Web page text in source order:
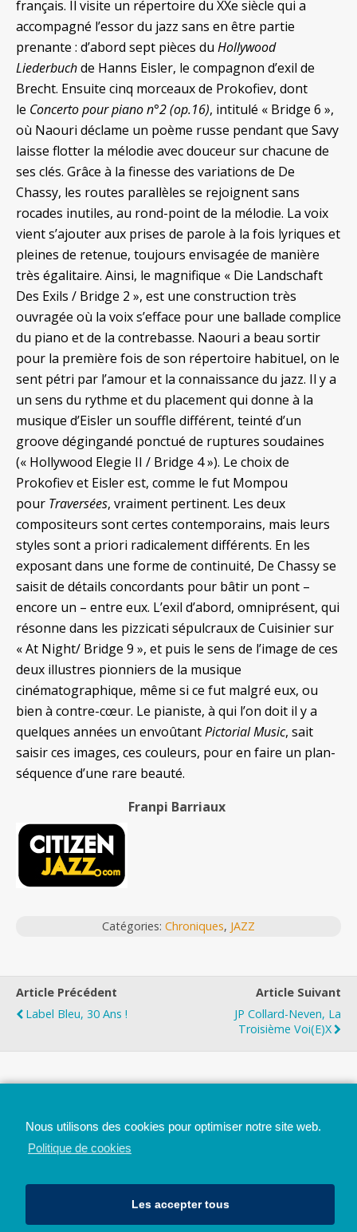
français. Il visite un répertoire du XXe siècle qui a
accompagné l’essor du jazz sans en être partie
prenante : d’abord sept pièces du Hollywood
Liederbuchde Hanns Eisler, le compagnon d’exil de
Brecht. Ensuite cinq morceaux de Prokofiev, dont
le Concerto pour piano n°2 (op.16), intitulé « Bridge 6 »,
où Naouri déclame un poème russe pendant que Savy
laisse flotter la mélodie avec douceur sur chacune de
ses clés. Grâce à la finesse des variations de De
Chassy, les routes parallèles se rejoignent sans
rocades inutiles, au rond-point de la mélodie. La voix
vient s’ajouter aux prises de parole à la fois lyriques et
pleines de retenue, toujours envisagée de manière
très égalitaire. Ainsi, le magnifique « Die Landschaft
Des Exils / Bridge 2 », est une construction très
ouvragée où la voix s’efface pour une ballade complice
du piano et de la contrebasse. Naouri a beau sortir
pour la première fois de son répertoire habituel, on le
sent pétri par l’amour et la connaissance du jazz. Il y a
un sens du rythme et du placement qui donne à la
musique d’Eisler un souffle différent, teinté d’un
groove dégingandé ponctué de ruptures soudaines
(« Hollywood Elegie II / Bridge 4 »). Le choix de
Prokofiev et Eisler est, comme le fut Mompou
pour Traversées, vraiment pertinent. Les deux
compositeurs sont certes contemporains, mais leurs
styles sont a priori radicalement différents. En les
exposant dans une forme de continuité, De Chassy se
saisit de détails concordants pour bâtir un pont –
encore un – entre eux. L’exil d’abord, omniprésent, qui
résonne dans les pizzicati sépulcraux de Cuisinier sur
« At Night/ Bridge 9 », et puis le sens de l’image de ces
deux illustres pionniers de la musique
cinématographique, même si ce fut malgré eux, ou
bien à contre-cœur. Le pianiste, à qui l’on doit il y a
quelques années un envoûtantPictorial Music, sait
saisir ces images, ces couleurs, pour en faire un plan-
séquence d’une rare beauté.
Franpi Barriaux
Catégories: Chroniques, JAZZ
Article Précédent
Label Bleu, 30 Ans !
Article Suivant
JP Collard-Neven, La
Troisième Voi(e)x
Nous utilisons des cookies pour optimiser notre site web.
Politique de cookies
Les accepter tous